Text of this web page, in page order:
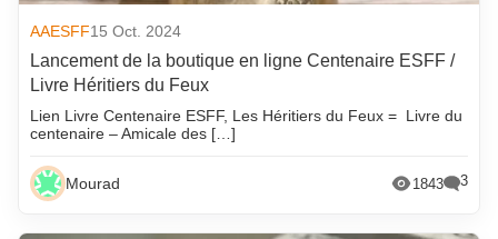
AAESFF15 Oct. 2024
Lancement de la boutique en ligne Centenaire ESFF /
Livre Héritiers du Feux
Lien Livre Centenaire ESFF, Les Héritiers du Feux = Livre du
centenaire – Amicale des […]
Mourad 1843 3